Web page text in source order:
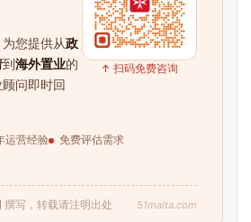
您提供从政
到海外置业的
问即时回
运营经验 免费评估需求
↑ 扫码免费咨询
撰写，转载请注明出处 51malta.com